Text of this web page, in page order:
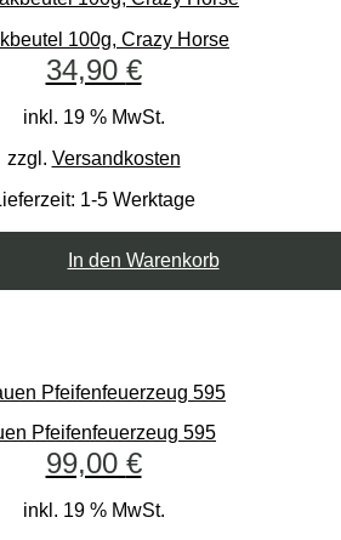
100g, Crazy Horse
34,90 €
inkl. 19 % MwSt.
zzgl. Versandkosten
1-5 Werktage
In den Warenkorb
Pfeifenfeuerzeug 595
99,00 €
inkl. 19 % MwSt.